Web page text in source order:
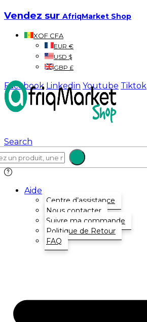
Vendez sur AfriqMarket Shop
XOF CFA
EUR €
USD $
GBP £
Facebook Linkedin Youtube Tiktok
Search
Aide
Centre d’assistance
Nous contacter
Suivre ma commande
Politique de Retour
FAQ